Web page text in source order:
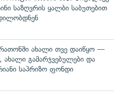
საზღვრის ყალბი საბუთებით
ახალი თვე დაიწყო —
ახალი გამარჯვებულები და
საპრიზო ფონდი